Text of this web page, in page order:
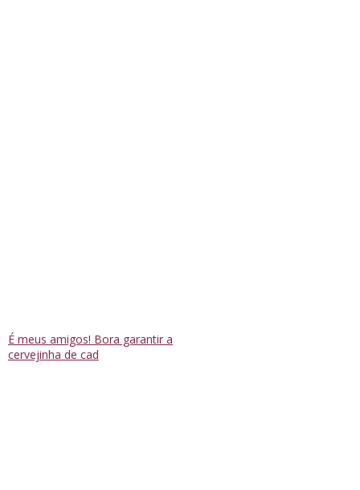
É meus amigos! Bora garantir a
cervejinha de cad